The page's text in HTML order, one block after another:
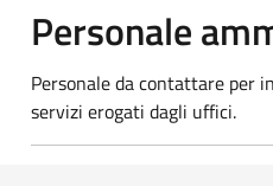
Personale
Personale da contattare per
servizi erogati dagli uffici.